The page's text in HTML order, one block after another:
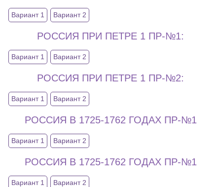
Вариант 1 Вариант 2
РОССИЯ ПРИ ПЕТРЕ 1 ПР-№1:
Вариант 1 Вариант 2
РОССИЯ ПРИ ПЕТРЕ 1 ПР-№2:
Вариант 1 Вариант 2
РОССИЯ В 1725-1762 ГОДАХ ПР-№1
Вариант 1 Вариант 2
РОССИЯ В 1725-1762 ГОДАХ ПР-№1
Вариант 1 Вариант 2